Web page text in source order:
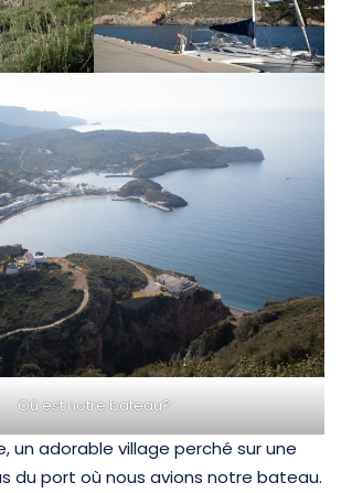
Où est notre bateau?
un adorable village perché sur une
du port où nous avions notre bateau.